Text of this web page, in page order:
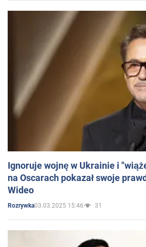
Ignoruje wojnę w Ukrainie i
na Oscarach pokazał swoje
Wideo
Rozrywka03.03.2025 15:46 31